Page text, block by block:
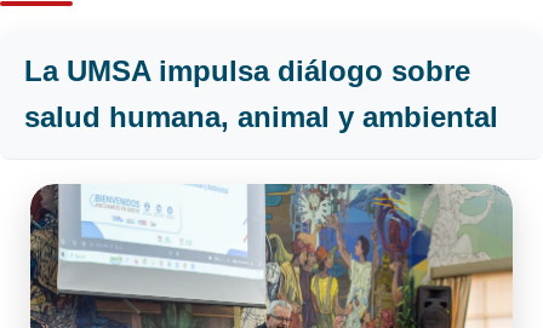
La UMSA impulsa diálogo sobre
salud humana, animal y ambiental